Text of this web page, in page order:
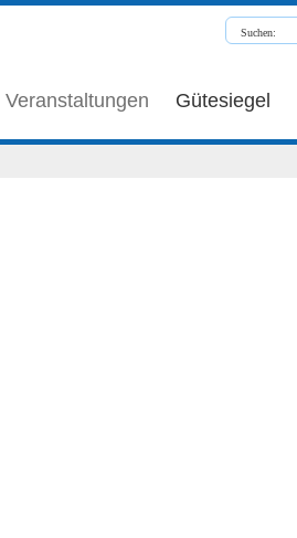
Veranstaltungen Gütesiegel